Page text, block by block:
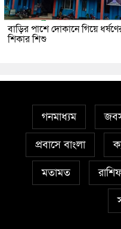
বাড়ির পাশে দোকানে গিয়ে
শিকার শিশু
গনমাধ্যম
প্রবাসে বাংলা
মতামত